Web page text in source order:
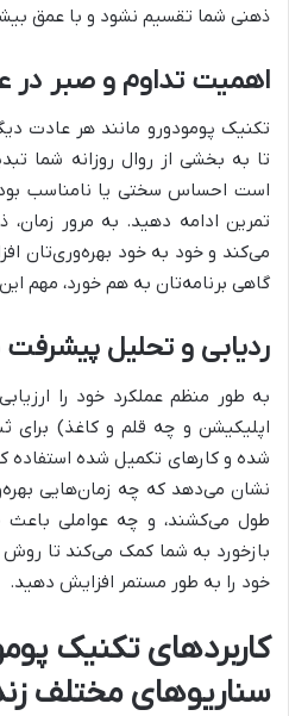
ذهنی شما تقسیم نشود و با عمق
اهمیت تداوم و صبر در
تکنیک پومودورو مانند هر عادت
تا به بخشی از روال روزانه شما
است احساس سختی یا نامناسب
تمرین ادامه دهید. به مرور
می‌کند و خود به خود بهره‌وری‌تان
گاهی برنامه‌تان به هم خورد، مهم
ردیابی و تحلیل پیشرفت
به طور منظم عملکرد خود را
اپلیکیشن و چه قلم و کاغذ) برای
شده و کارهای تکمیل شده استفاده
نشان می‌دهد که چه زمان‌هایی
طول می‌کشند، و چه عواملی
بازخورد به شما کمک می‌کند تا روش
خود را به طور مستمر افزایش دهید.
کاربردهای تکنیک
سناریوهای مختلف